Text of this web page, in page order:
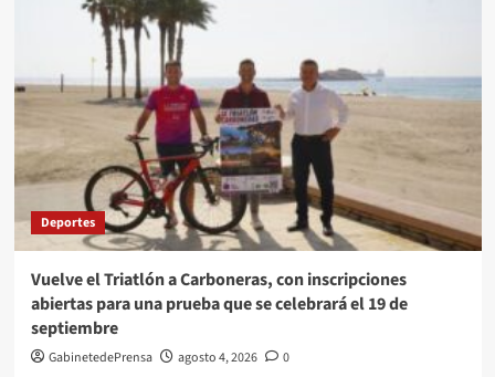
Deportes
Vuelve el Triatlón a Carboneras, con inscripciones
abiertas para una prueba que se celebrará el 19 de
septiembre
GabinetedePrensa agosto 4, 2026 0